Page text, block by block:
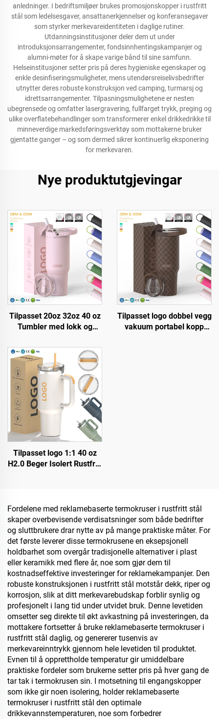
anledninger. I bedriftsmiljøer brukes promosjonskopper i rustfritt
stål som ledelsesgaver, ansattanerkjennelser og konferansegaver
som styrker merkevareidentiteten i daglige rutiner.
Utdanningsinstitusjoner deler dem ut under
introduksjonsarrangementer, fondsinnhentingskampanjer og
alumni-møter for å skape varige bånd til sine samfunn.
Helseinstitusjoner setter pris på deres hygieniske egenskaper og
enkle desinfiseringsmuligheter, mens utendørsreiselivsbedrifter
utnytter deres robuste konstruksjon ved camping, turmarsj og
idrettsarrangementer. Tilpasningsmulighetene er nesten
ubegrensede og omfatter lasergravering, fullfarget trykk, preging og
ulike overflatebehandlinger som transformerer enkel drikkedrikke til
minneverdige markedsføringsverktøy som mottakerne bruker
gjentatte ganger – og som dermed sikrer kontinuerlig eksponering
for merkevaren.
Nye produktutgjevingar
Tilpasset 20oz 32oz 40 oz
Tumbler med lokk og
vakuumisolerende,
gjenbrukbar tumbler med
flip-sugerør og
topphåndtak
Tilpasset logo dobbel vegg
vakuum portabel kopp
Tilpasset logo 1:1 40 oz
H2.0 Beger Isolert Rustfritt
Camping
Fordelene med reklamebaserte termokruser i rustfritt stål
skaper overbevisende verdisatsninger som både bedrifter
og sluttbrukere drar nytte av på mange praktiske måter. For
det første leverer disse termokrusene en eksepsjonell
holdbarhet som overgår tradisjonelle alternativer i plast
eller keramikk med flere år, noe som gjør dem til
kostnadseffektive investeringer for reklamekampanjer. Den
robuste konstruksjonen i rustfritt stål motstår dekk, riper og
korrosjon, slik at ditt merkevarebudskap forblir synlig og
profesjonelt i lang tid under utvidet bruk. Denne levetiden
omsetter seg direkte til økt avkastning på investeringen, da
mottakere fortsetter å bruke reklamebaserte termokruser i
rustfritt stål daglig, og genererer tusenvis av
merkevareinntrykk gjennom hele levetiden til produktet.
Evnen til å opprettholde temperatur gir umiddelbare
praktiske fordeler som brukerne setter pris på hver gang de
tar tak i termokrusen sin. I motsetning til engangskopper
som ikke gir noen isolering, holder reklamebaserte
termokruser i rustfritt stål den optimale
drikkevannstemperaturen, noe som forbedrer